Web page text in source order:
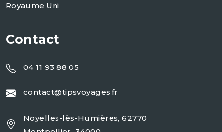
Royaume Uni
Contact
04 11 93 88 05
contact@tipsvoyages.fr
Noyelles-lès-Humières, 62770